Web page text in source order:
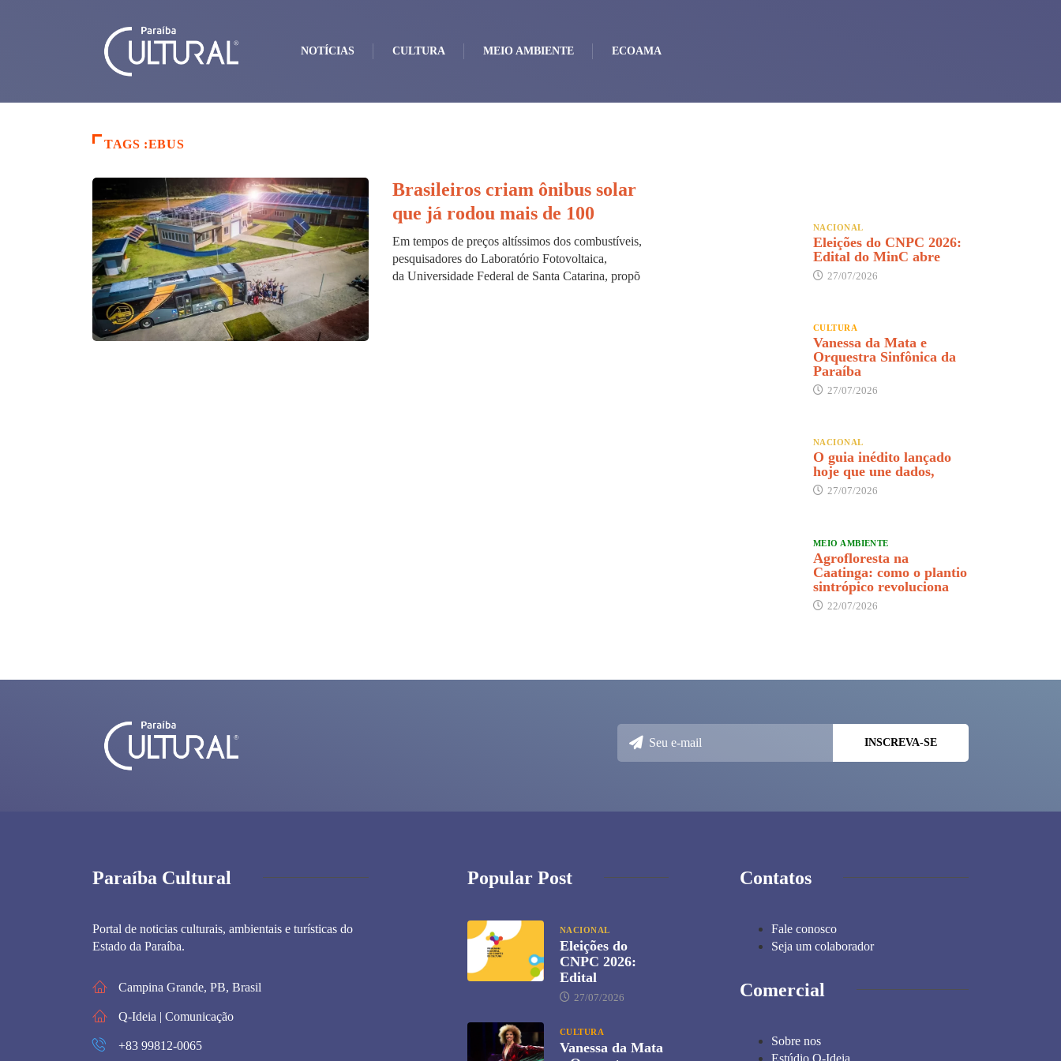
NOTÍCIAS CULTURA MEIO AMBIENTE ECOAMA
TAGS :EBUS
Brasileiros criam ônibus solar
que já rodou mais de 100
Em tempos de preços altíssimos dos combustíveis,
pesquisadores do Laboratório Fotovoltaica,
da Universidade Federal de Santa Catarina, propõ
NACIONAL
Eleições do CNPC 2026:
Edital do MinC abre
27/07/2026
CULTURA
Vanessa da Mata e
Orquestra Sinfônica da
Paraíba
27/07/2026
NACIONAL
O guia inédito lançado
hoje que une dados,
27/07/2026
MEIO AMBIENTE
Agrofloresta na
Caatinga: como o plantio
sintrópico revoluciona
22/07/2026
Paraíba Cultural
Portal de noticias culturais, ambientais e turísticas do
Estado da Paraíba.
Campina Grande, PB, Brasil
Q-Ideia | Comunicação
+83 99812-0065
Popular Post
NACIONAL
Eleições do
CNPC 2026:
Edital
27/07/2026
CULTURA
Vanessa da Mata
Contatos
Fale conosco
Seja um colaborador
Comercial
Sobre nos
Estúdio Q-Ideia